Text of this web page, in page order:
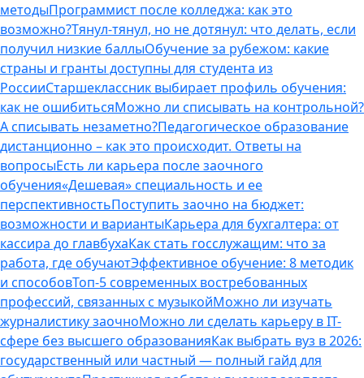
методыПрограммист после колледжа: как это
возможно?Тянул-тянул, но не дотянул: что делать, если
получил низкие баллыОбучение за рубежом: какие
страны и гранты доступны для студента из
РоссииСтаршеклассник выбирает профиль обучения:
как не ошибитьсяМожно ли списывать на контрольной?
А списывать незаметно?Педагогическое образование
дистанционно – как это происходит. Ответы на
вопросыЕсть ли карьера после заочного
обучения«Дешевая» специальность и ее
перспективностьПоступить заочно на бюджет:
возможности и вариантыКарьера для бухгалтера: от
кассира до главбухаКак стать госслужащим: что за
работа, где обучаютЭффективное обучение: 8 методик
и способовТоп-5 современных востребованных
профессий, связанных с музыкойМожно ли изучать
журналистику заочноМожно ли сделать карьеру в IT-
сфере без высшего образованияКак выбрать вуз в 2026:
государственный или частный — полный гайд для